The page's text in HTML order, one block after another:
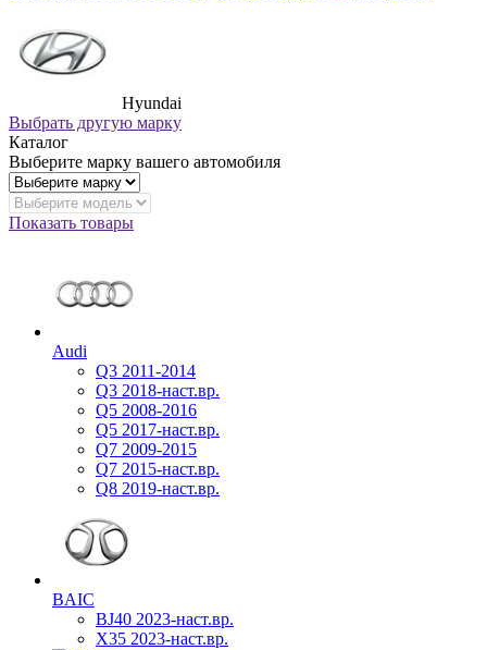
Hyundai
Выбрать другую марку
Каталог
Выберите марку вашего автомобиля
Показать товары
Audi
Q3 2011-2014
Q3 2018-наст.вр.
Q5 2008-2016
Q5 2017-наст.вр.
Q7 2009-2015
Q7 2015-наст.вр.
Q8 2019-наст.вр.
BAIC
BJ40 2023-наст.вр.
X35 2023-наст.вр.